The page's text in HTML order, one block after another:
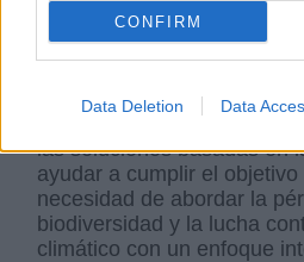
CONFIRM
Data Deletion Data
Como respuesta a los
IPCC publicados durante
otro sobre usos del suelo
de 2020. El texto subraya
las soluciones basadas en
ayudar a cumplir el objetivo
necesidad de abordar la
biodiversidad y la lucha
climático con un enfoque